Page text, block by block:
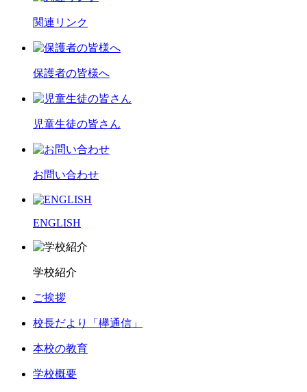
関連リンク
保護者の皆様へ
児童生徒の皆さん
お問い合わせ
ENGLISH
学校紹介
ご挨拶
校長だより「欅通信」
本校の教育
学校概要